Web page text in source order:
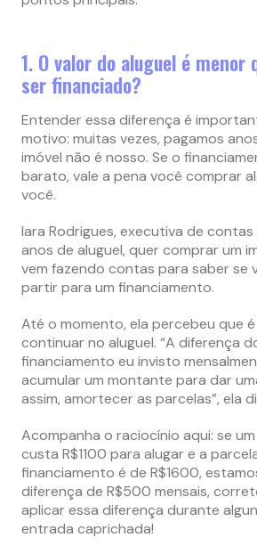
1. O valor do aluguel é menor
ser financiado?
Entender essa diferença é
motivo: muitas vezes, pagamos
imóvel não é nosso. Se o
barato, vale a pena você comprar
você.
Iara Rodrigues, executiva de contas
anos de aluguel, quer comprar um
vem fazendo contas para saber se
partir para um financiamento.
Até o momento, ela percebeu que
continuar no aluguel. “A diferença
financiamento eu invisto
acumular um montante para dar
assim, amortecer as parcelas”, ela
Acompanha o raciocínio aqui: se
custa R$1100 para alugar e a
financiamento é de R$1600,
diferença de R$500 mensais,
aplicar essa diferença durante
entrada caprichada!